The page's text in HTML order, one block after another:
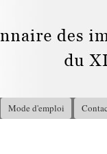
Mode d'emploi